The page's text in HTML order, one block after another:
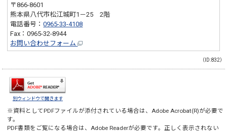
〒866-8601
熊本県八代市松江城町1－25 2階
電話番号：0965-33-4108
Fax：0965-32-8944
お問い合わせフォーム
（ID:832）
別ウィンドウで開きます
※資料としてPDFファイルが添付されている場合は、 Adobe Acrobat(R)が必要で
す。
PDF書類をご覧になる場合は、 Adobe Readerが必要です。正しく表示されない